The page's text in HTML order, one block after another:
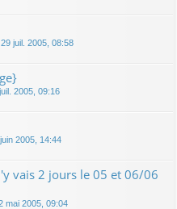
29 juil. 2005, 08:58
2005, 09:16
2005, 14:44
vais 2 jours le 05 et 06/06
mai 2005, 09:04